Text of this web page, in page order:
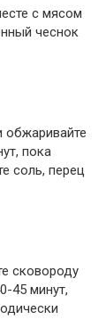
с мясом
чеснок
обжаривайте
пока
соль, перец
сковороду
45 минут,